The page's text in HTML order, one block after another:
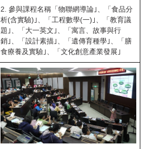
2.參與課程名稱「物聯網導論｣、「食品分
析(含實驗)｣、「工程數學(一)｣、「教育議
題｣、「大一英文｣、「寓言、故事與行
銷｣、「設計素描｣、「遺傳育種學｣、「膳
食療養及實驗｣、「文化創意產業發展｣